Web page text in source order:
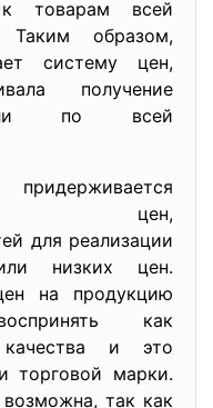
товарам всей
Таким образом,
систему цен,
получение
по всей
цен,
для реализации
низких цен.
на продукцию
как
качества и это
торговой марки.
так как